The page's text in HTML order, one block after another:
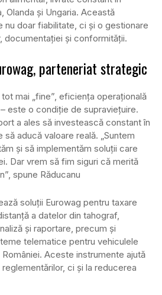
Olanda și Ungaria. Această
nu doar fiabilitate, ci și o gestionare
documentației și conformității.
parteneriat strategic
mai „fine”, eficiența operațională
este o condiție de supraviețuire.
a ales să investească constant în
aducă valoare reală. „Suntem
și să implementăm soluții care
Dar vrem să fim siguri că merită
spune Răducanu
soluții Eurowag pentru taxare
a datelor din tahograf,
și raportare, precum și
telematice pentru vehiculele
Aceste instrumente ajută
ci și la reducerea